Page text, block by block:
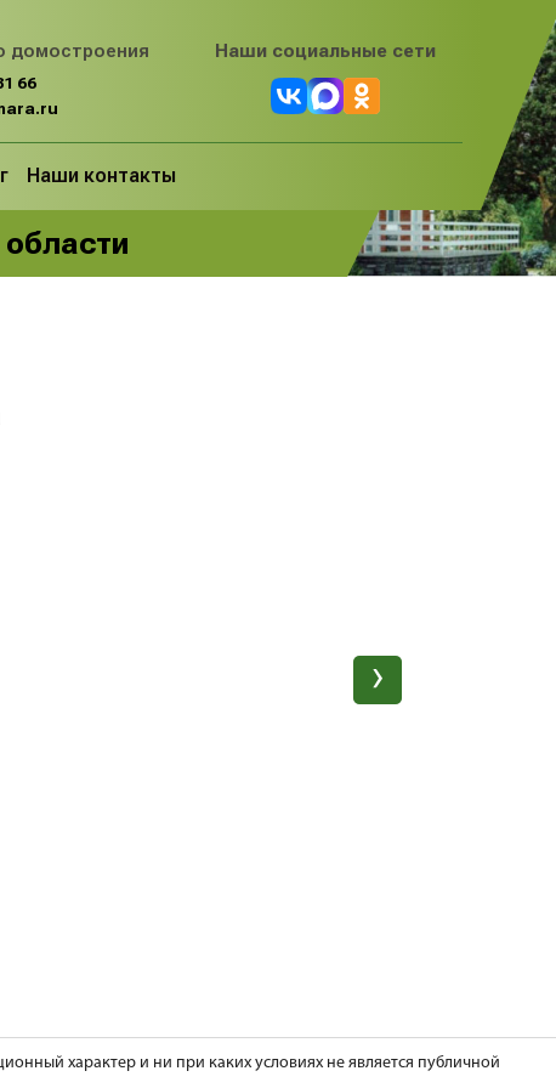
домостроения
66
Наши социальные сети
Наши контакты
характер и ни при каких условиях не является публичной